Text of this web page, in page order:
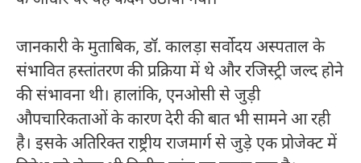
जानकारी के मुताबिक, डॉ. कालड़ा सर्वोदय अस्पताल के
संभावित हस्तांतरण की प्रक्रिया में थे और रजिस्ट्री जल्द होने
की संभावना थी। हालांकि, एनओसी से जुड़ी
औपचारिकताओं के कारण देरी की बात भी सामने आ रही
है। इसके अतिरिक्त राष्ट्रीय राजमार्ग से जुड़े एक प्रोजेक्ट में